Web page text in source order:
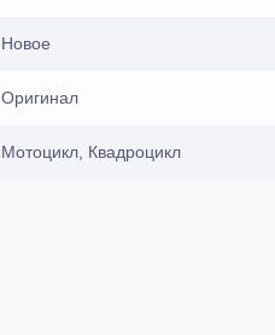
Новое
Оригинал
Мотоцикл, Квадроцикл